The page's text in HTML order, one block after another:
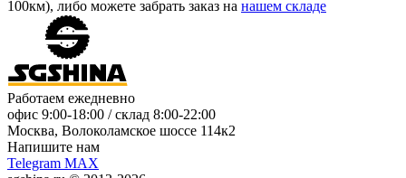
100км), либо можете забрать заказ на нашем складе
Работаем ежедневно
офис 9:00-18:00 / склад 8:00-22:00
Москва, Волоколамское шоссе 114к2
Напишите нам
Telegram MAX